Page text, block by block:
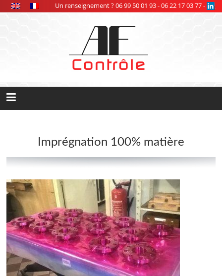
Un renseignement ? 06 99 50 01 93 - 06 22 17 03 77 -
Imprégnation 100% matière
Panneau de gestion des cookies